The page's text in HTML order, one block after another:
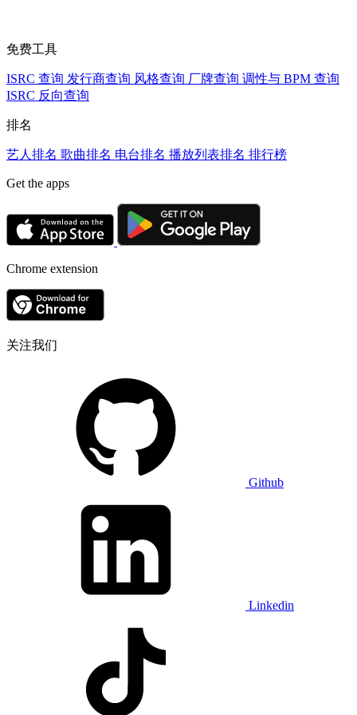
免费工具
ISRC 查询 发行商查询 风格查询 厂牌查询 调性与 BPM 查询
ISRC 反向查询
排名
艺人排名 歌曲排名 电台排名 播放列表排名 排行榜
Get the apps
Chrome extension
关注我们
Github
Linkedin